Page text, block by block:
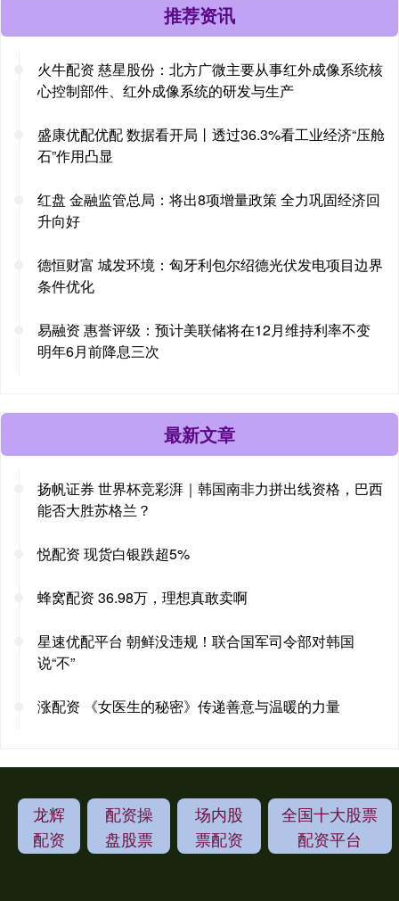
推荐资讯
火牛配资 慈星股份：北方广微主要从事红外成像系统核
心控制部件、红外成像系统的研发与生产
盛康优配优配 数据看开局丨透过36.3%看工业经济“压舱
石”作用凸显
红盘 金融监管总局：将出8项增量政策 全力巩固经济回
升向好
德恒财富 城发环境：匈牙利包尔绍德光伏发电项目边界
条件优化
易融资 惠誉评级：预计美联储将在12月维持利率不变
明年6月前降息三次
最新文章
扬帆证券 世界杯竞彩湃｜韩国南非力拼出线资格，巴西
能否大胜苏格兰？
悦配资 现货白银跌超5%
蜂窝配资 36.98万，理想真敢卖啊
星速优配平台 朝鲜没违规！联合国军司令部对韩国
说“不”
涨配资 《女医生的秘密》传递善意与温暖的力量
龙辉
配资
配资操
盘股票
场内股
票配资
全国十大股票
配资平台